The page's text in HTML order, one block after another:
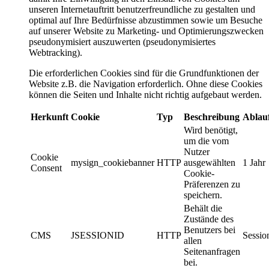
unseren Internetauftritt benutzerfreundliche zu gestalten und
optimal auf Ihre Bedürfnisse abzustimmen sowie um Besuche
auf unserer Website zu Marketing- und Optimierungszwecken
pseudonymisiert auszuwerten (pseudonymisiertes
Webtracking).
Die erforderlichen Cookies sind für die Grundfunktionen der
Website z.B. die Navigation erforderlich. Ohne diese Cookies
können die Seiten und Inhalte nicht richtig aufgebaut werden.
Herkunft Cookie Typ Beschreibung
Cookie
Consent
mysign_cookiebanner HTTP
Wird benötigt,
um die vom
Nutzer
ausgewählten
Cookie-
Präferenzen zu
speichern.
1 Jahr
CMS JSESSIONID HTTP
Behält die
Zustände des
Benutzers bei
allen
Seitenanfragen
bei.